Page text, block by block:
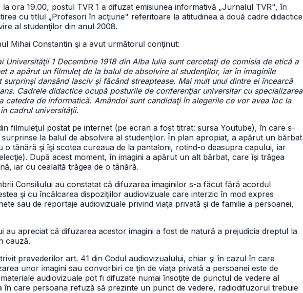
la ora 19.00, postul TVR 1 a difuzat emisiunea informativă „Jurnalul TVR", în
cu titlul „Profesori în acţiune" referitoare la atitudinea a două cadre didactice
al studenţilor din anul 2008.
Mihai Constantin şi a avut următorul conţinut:
Universităţii 1 Decembrie 1918 din Alba Iulia sunt cercetaţi de comisia de etică a
a apărut un filmuleţ de la balul de absolvire al studenţilor, iar în imaginile
dansând lasciv şi făcând streaptease. Mai mult unul dintre ei încearcă
Cadrele didactice ocupă posturile de conferenţiar universitar cu specializarea
catedra de informatică. Amândoi sunt candidaţi în alegerile ce vor avea loc la
cadrul universităţii.
filmuleţul postat pe internet (pe ecran a fost titrat: sursa Youtube), în care s-
la balul de absolvire al studenţilor. În plan apropiat, a apărut un bărbat
o tânără şi îşi scotea cureaua de la pantaloni, rotind-o deasupra capului, iar
După acest moment, în imagini a apărut un alt bărbat, care îşi trăgea
iar cu cealaltă trăgea de o tânără.
Consiliului au constatat că difuzarea imaginilor s-a făcut fără acordul
şi cu încălcarea dispoziţiilor audiovizuale care interzic în mod expres
sau de reportaje audiovizuale privind viaţa privată şi de familie a persoanei,
au apreciat că difuzarea acestor imagini a fost de natură a prejudicia dreptul la
cauză.
prevederilor art. 41 din Codul audiovizualului, chiar şi în cazul în care
unor imagini sau convorbiri ce ţin de viaţa privată a persoanei este de
audiovizuale pot fi difuzate numai însoţite de punctul de vedere al
în care persoana refuză să prezinte un punct de vedere, radiodifuzorul trebuie